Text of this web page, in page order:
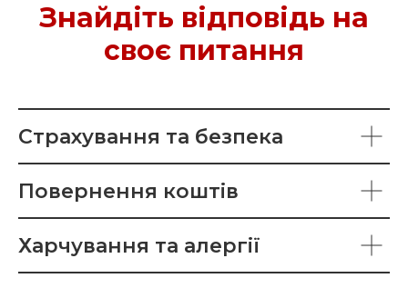
Знайдіть відповідь на
своє питання
Страхування та безпека
Повернення коштів
Харчування та алергії